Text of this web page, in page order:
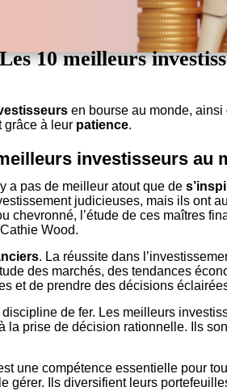
10 meilleurs
en bourse au monde, ainsi
grâce à leur patience.
investisseurs au
a pas de meilleur atout que de
judicieuses, mais ils ont
chevronné, l’étude de ces maîtres
Wood.
. La réussite dans
des marchés, des tendances
et de prendre des décisions
de fer. Les meilleurs
la prise de décision rationnelle. Ils
une compétence essentielle pour
gérer. Ils diversifient leurs